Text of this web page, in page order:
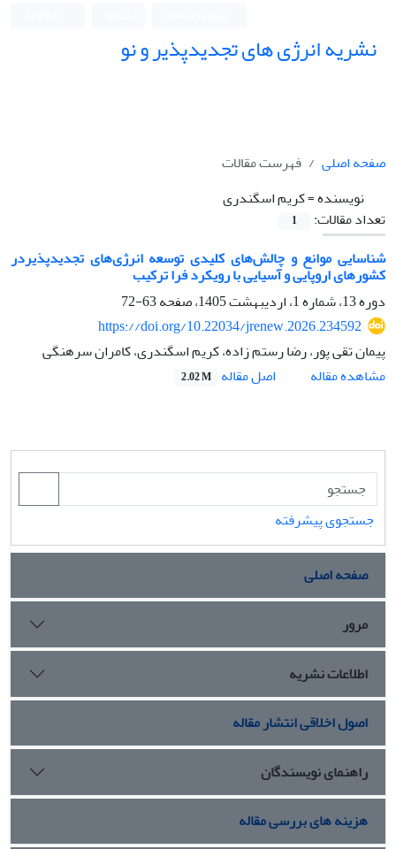
نشریه انرژی های تجدیدپذیر و نو
صفحه اصلی
فهرست مقالات
نویسنده =کریم اسگندری
تعداد مقالات:
1
شناسایی موانع و چالش‌های کلیدی توسعه انرژی‌های تجدیدپذیردر
کشورهای اروپایی و آسیایی با رویکرد فرا ترکیب
دوره 13، شماره 1، اردیبهشت 1405، صفحه
63-72
https://doi.org/10.22034/jrenew.2026.234592
پیمان تقی پور، رضا رستم زاده، کریم اسگندری، کامران سرهنگی
مشاهده مقاله
اصل مقاله 2.02 M
جستجوی پیشرفته
صفحه اصلی
مرور
اطلاعات نشریه
اصول اخلاقی انتشار مقاله
راهنمای نویسندگان
هزینه های بررسی مقاله